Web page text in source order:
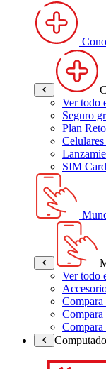
Ver todo
Seguro
Plan
SIM
Ver todo
Compara
Compara